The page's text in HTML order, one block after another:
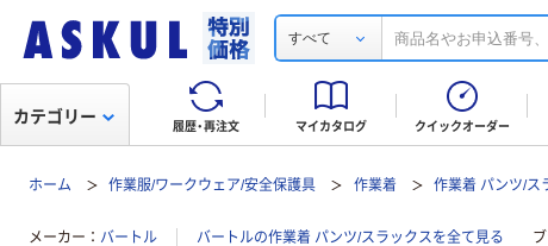
すべて
履歴・再注文 マイカタログ クイックオーダー
カテゴリー
ホーム 作業服/ワークウェア/安全保護具 作業着 作業着 パンツ/ス
メーカー バートル バートルの作業着 パンツ/スラックスを全て見る